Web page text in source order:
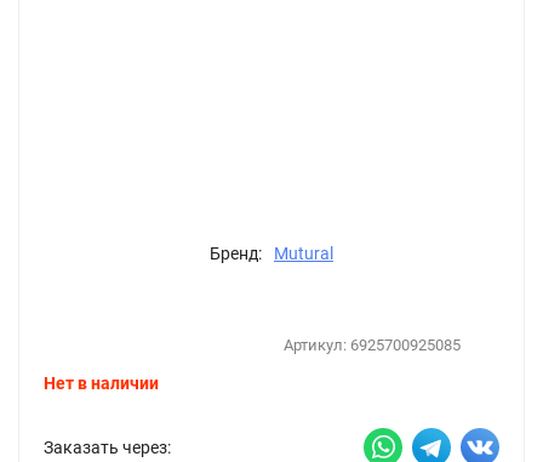
Бренд: Mutural
Артикул: 6925700925085
Нет в наличии
Заказать через: